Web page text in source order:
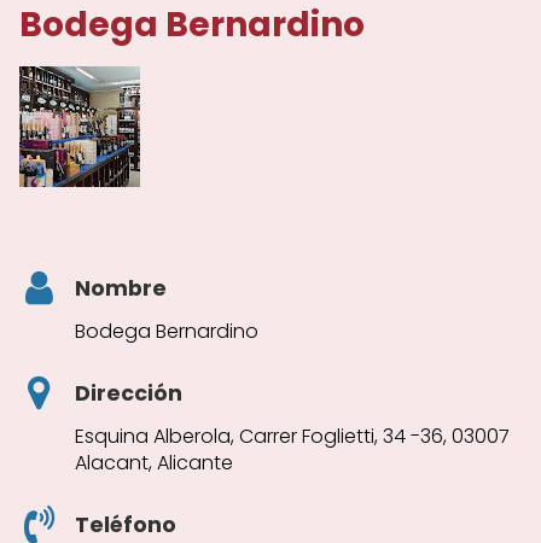
Bodega Bernardino
Nombre
Bodega Bernardino
Dirección
Esquina Alberola, Carrer Foglietti, 34 -36, 03007
Alacant, Alicante
Teléfono